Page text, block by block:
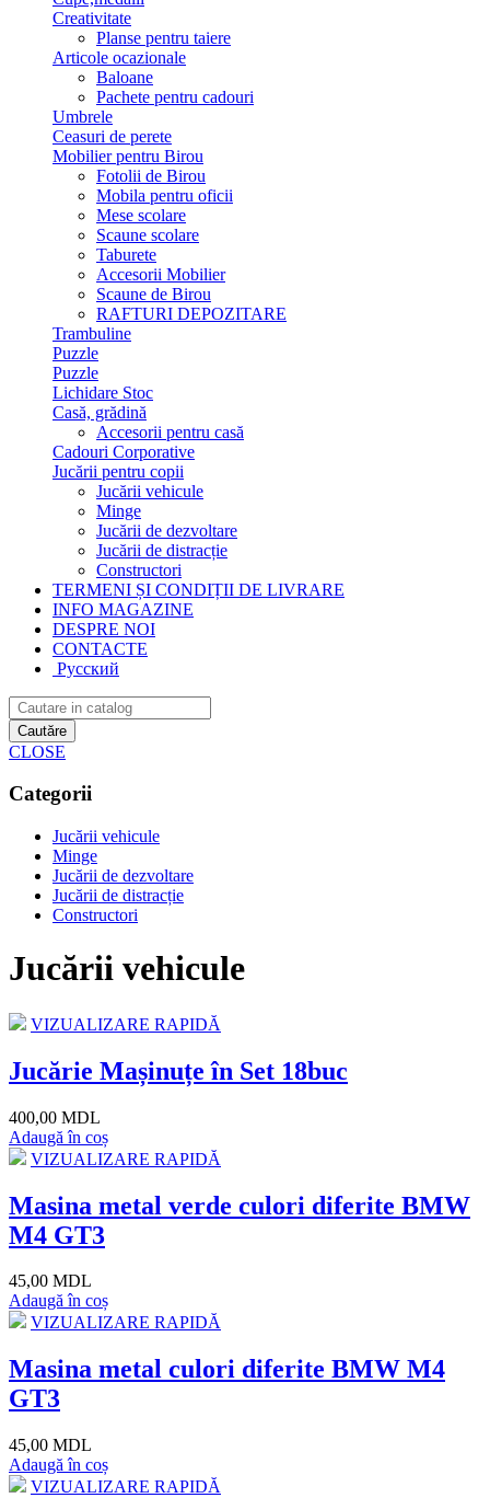
Creativitate
Planse pentru taiere
Articole ocazionale
Baloane
Pachete pentru cadouri
Umbrele
Ceasuri de perete
Mobilier pentru Birou
Fotolii de Birou
Mobila pentru oficii
Mese scolare
Scaune scolare
Taburete
Accesorii Mobilier
Scaune de Birou
RAFTURI DEPOZITARE
Trambuline
Puzzle
Puzzle
Lichidare Stoc
Casă, grădină
Accesorii pentru casă
Cadouri Corporative
Jucării pentru copii
Jucării vehicule
Minge
Jucării de dezvoltare
Jucării de distracție
Constructori
TERMENI ȘI CONDIȚII DE LIVRARE
INFO MAGAZINE
DESPRE NOI
CONTACTE
Русский
Cautăre
CLOSE
Categorii
Jucării vehicule
Minge
Jucării de dezvoltare
Jucării de distracție
Constructori
Jucării vehicule
VIZUALIZARE RAPIDĂ
Jucărie Mașinuțe în Set 18buc
400,00 MDL
Adaugă în coș
VIZUALIZARE RAPIDĂ
Masina metal verde culori diferite BMW
M4 GT3
45,00 MDL
Adaugă în coș
VIZUALIZARE RAPIDĂ
Masina metal culori diferite BMW M4
GT3
45,00 MDL
Adaugă în coș
VIZUALIZARE RAPIDĂ